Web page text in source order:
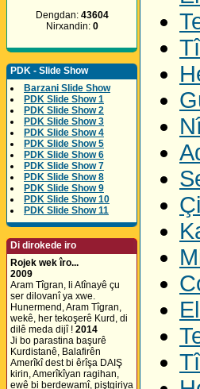
Dengdan: 43604
Nirxandin: 0
PDK - Slide Show
Barzani Slide Show
PDK Slide Show 1
PDK Slide Show 2
PDK Slide Show 3
PDK Slide Show 4
PDK Slide Show 5
PDK Slide Show 6
PDK Slide Show 7
PDK Slide Show 8
PDK Slide Show 9
PDK Slide Show 10
PDK Slide Show 11
Di dirokede iro
Rojek wek îro...
2009
Aram Tîgran, li Atînayê çu
ser dilovanî ya xwe.
Hunermend, Aram Tîgran,
wekê, her tekoşerê Kurd, di
dilê meda dijî ! 2014
Ji bo parastina başurê
Kurdistanê, Balafirên
Amerîkî dest bi êrîşa DAIŞ
kirin, Amerîkîyan ragihan,
ewê bi berdewamî, piştgiriya